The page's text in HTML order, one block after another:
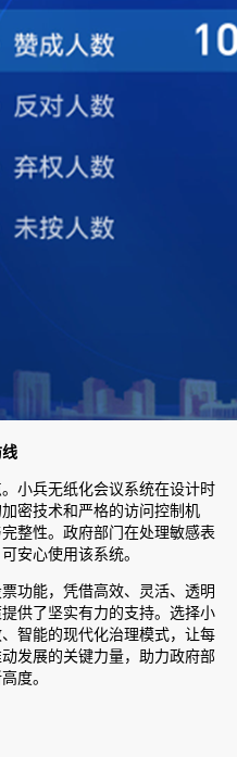
小兵无纸化会议系统在设计时
密技术和严格的访问控制机
整性。政府部门在处理敏感表
安心使用该系统。
功能，凭借高效、灵活、透明
供了坚实有力的支持。选择小
智能的现代化治理模式，让每
发展的关键力量，助力政府部
度。